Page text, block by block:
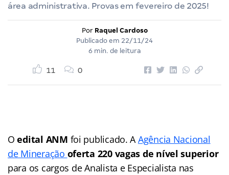
área administrativa. Provas em fevereiro de 2025!
Por Raquel Cardoso
Publicado em 22/11/24
6 min. de leitura
11 0
Oedital ANM foi publicado. AAgência Nacional
de Mineração oferta 220 vagas de nível superior
para os cargos de Analista e Especialista nas